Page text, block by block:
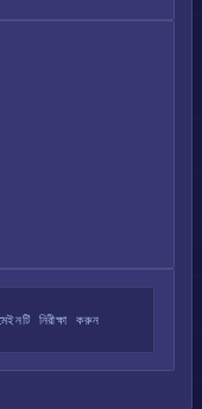
নিরীক্ষা করুন